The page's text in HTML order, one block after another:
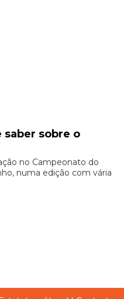
saber sobre o
no Campeonato do
numa edição com vária